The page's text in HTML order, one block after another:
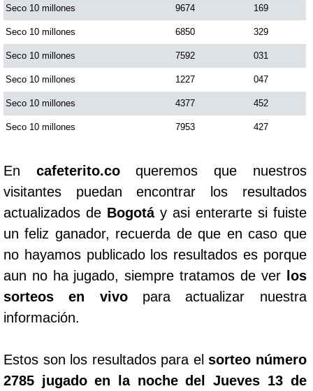
Seco 10 millones 9674 169
Seco 10 millones 6850 329
Seco 10 millones 7592 031
Seco 10 millones 1227 047
Seco 10 millones 4377 452
Seco 10 millones 7953 427
En cafeterito.coqueremos que nuestros
visitantes puedan encontrar los resultados
actualizados de Bogotáy asi enterarte si fuiste
un feliz ganador, recuerda de que en caso que
no hayamos publicado los resultados es porque
aun no ha jugado, siempre tratamos de ver
los
sorteos en vivopara actualizar nuestra
información.
Estos son los resultados para elsorteo número
2785 jugado en la noche del Jueves 13 de